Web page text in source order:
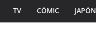
TV CÓMIC JAPÓN